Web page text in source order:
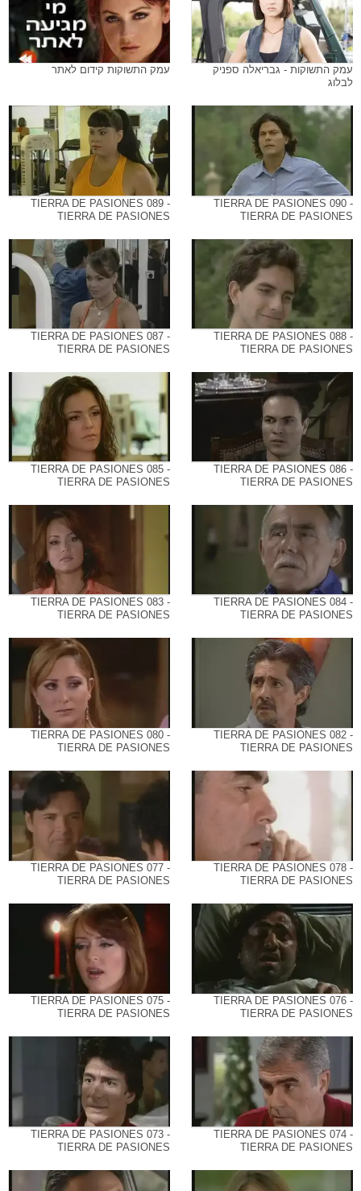
עמק התשוקות - גבריאלה ספניק
לבלוג
עמק התשוקות קידום לאתר
TIERRA DE PASIONES 090 -
TIERRA DE PASIONES
TIERRA DE PASIONES 089 -
TIERRA DE PASIONES
TIERRA DE PASIONES 088 -
TIERRA DE PASIONES
TIERRA DE PASIONES 087 -
TIERRA DE PASIONES
TIERRA DE PASIONES 086 -
TIERRA DE PASIONES
TIERRA DE PASIONES 085 -
TIERRA DE PASIONES
TIERRA DE PASIONES 084 -
TIERRA DE PASIONES
TIERRA DE PASIONES 083 -
TIERRA DE PASIONES
TIERRA DE PASIONES 082 -
TIERRA DE PASIONES
TIERRA DE PASIONES 080 -
TIERRA DE PASIONES
TIERRA DE PASIONES 078 -
TIERRA DE PASIONES
TIERRA DE PASIONES 077 -
TIERRA DE PASIONES
TIERRA DE PASIONES 076 -
TIERRA DE PASIONES
TIERRA DE PASIONES 075 -
TIERRA DE PASIONES
TIERRA DE PASIONES 074 -
TIERRA DE PASIONES
TIERRA DE PASIONES 073 -
TIERRA DE PASIONES